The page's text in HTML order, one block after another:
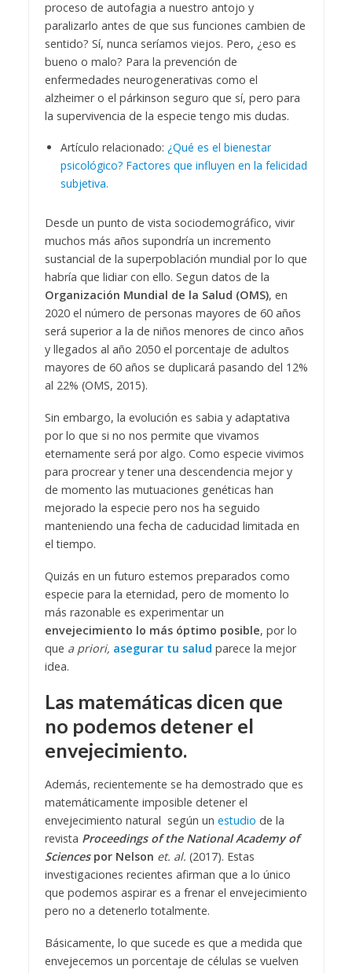
proceso de autofagia a nuestro antojo y
paralizarlo antes de que sus funciones cambien de
sentido? Sí, nunca seríamos viejos. Pero, ¿eso es
bueno o malo? Para la prevención de
enfermedades neurogenerativas como el
alzheimer o el párkinson seguro que sí, pero para
la supervivencia de la especie tengo mis dudas.
Artículo relacionado: ¿Qué es el bienestar
psicológico? Factores que influyen en la felicidad
subjetiva.
Desde un punto de vista sociodemográfico, vivir
muchos más años supondría un incremento
sustancial de la superpoblación mundial por lo que
habría que lidiar con ello. Segun datos de la
Organización Mundial de la Salud (OMS), en
2020 el número de personas mayores de 60 años
será superior a la de niños menores de cinco años
y llegados al año 2050 el porcentaje de adultos
mayores de 60 años se duplicará pasando del 12%
al 22% (OMS, 2015).
Sin embargo, la evolución es sabia y adaptativa
por lo que si no nos permite que vivamos
eternamente será por algo. Como especie vivimos
para procrear y tener una descendencia mejor y
de momento las mutuaciones genéticas han
mejorado la especie pero nos ha seguido
manteniendo una fecha de caducidad limitada en
el tiempo.
Quizás en un futuro estemos preparados como
especie para la eternidad, pero de momento lo
más razonable es experimentar un
envejecimiento lo más óptimo posible, por lo
que a priori, asegurar tu salud parece la mejor
idea.
Las matemáticas dicen que
no podemos detener el
envejecimiento.
Además, recientemente se ha demostrado que es
matemáticamente imposible detener el
envejecimiento natural según un estudio de la
revista Proceedings of the National Academy of
Sciences por Nelson et. al. (2017). Estas
investigaciones recientes afirman que a lo único
que podemos aspirar es a frenar el envejecimiento
pero no a detenerlo totalmente.
Básicamente, lo que sucede es que a medida que
envejecemos un porcentaje de células se vuelven